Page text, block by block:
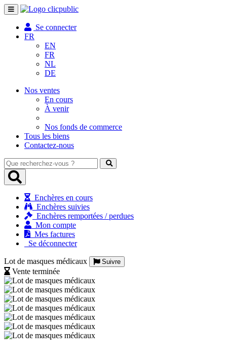
Toggle
navigation
Se connecter
FR
EN
FR
NL
DE
Nos ventes
En cours
À venir
Nos fonds de commerce
Tous les biens
Contactez-nous
Que
recherchez-
vous
Enchères en cours
Enchères suivies
Enchères remportées / perdues
Mon compte
Mes factures
Se déconnecter
Lot de masques médicaux Suivre
Vente terminée